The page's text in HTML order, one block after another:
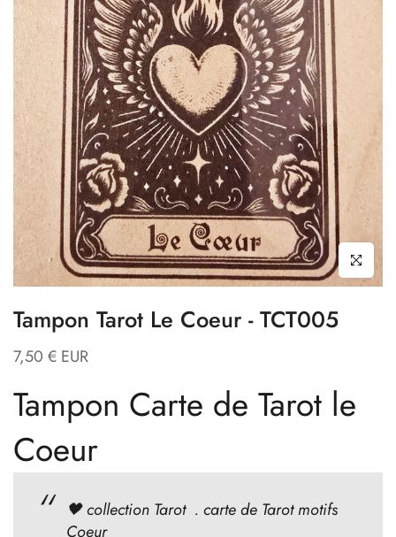
Cliquez
Tampon Tarot Le Coeur - TCT005
7,50 € EUR
Tampon Carte de Tarot le
Coeur
🖤 collection Tarot . carte de Tarot motifs
Coeur